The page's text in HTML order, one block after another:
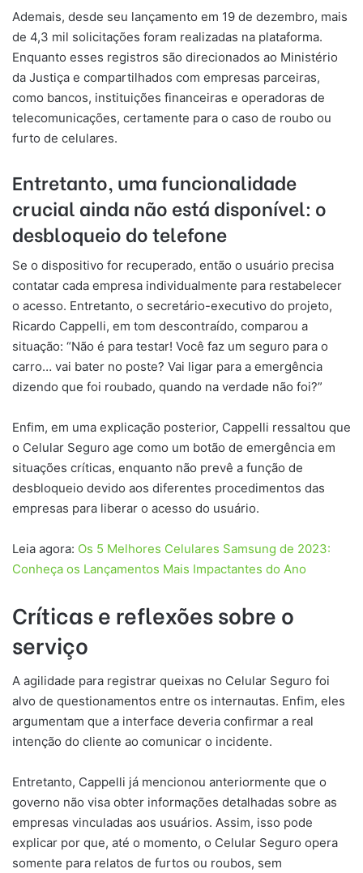
Ademais, desde seu lançamento em 19 de dezembro, mais
de 4,3 mil solicitações foram realizadas na plataforma.
Enquanto esses registros são direcionados ao Ministério
da Justiça e compartilhados com empresas parceiras,
como bancos, instituições financeiras e operadoras de
telecomunicações, certamente para o caso de roubo ou
furto de celulares.
Entretanto, uma funcionalidade
crucial ainda não está disponível: o
desbloqueio do telefone
Se o dispositivo for recuperado, então o usuário precisa
contatar cada empresa individualmente para restabelecer
o acesso. Entretanto, o secretário-executivo do projeto,
Ricardo Cappelli, em tom descontraído, comparou a
situação: “Não é para testar! Você faz um seguro para o
carro… vai bater no poste? Vai ligar para a emergência
dizendo que foi roubado, quando na verdade não foi?”
Enfim, em uma explicação posterior, Cappelli ressaltou que
o Celular Seguro age como um botão de emergência em
situações críticas, enquanto não prevê a função de
desbloqueio devido aos diferentes procedimentos das
empresas para liberar o acesso do usuário.
Leia agora: Os 5 Melhores Celulares Samsung de 2023:
Conheça os Lançamentos Mais Impactantes do Ano
Críticas e reflexões sobre o
serviço
A agilidade para registrar queixas no Celular Seguro foi
alvo de questionamentos entre os internautas. Enfim, eles
argumentam que a interface deveria confirmar a real
intenção do cliente ao comunicar o incidente.
Entretanto, Cappelli já mencionou anteriormente que o
governo não visa obter informações detalhadas sobre as
empresas vinculadas aos usuários. Assim, isso pode
explicar por que, até o momento, o Celular Seguro opera
somente para relatos de furtos ou roubos, sem